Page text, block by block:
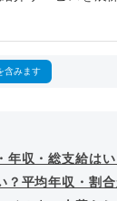
含みます
年収・総支給はい
？平均年収・割